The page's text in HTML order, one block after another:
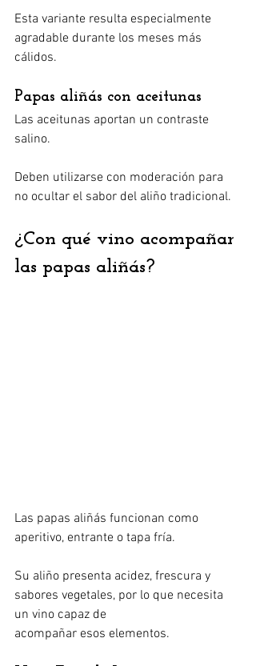
Esta variante resulta especialmente
agradable durante los meses más
cálidos.
Papas aliñás con aceitunas
Las aceitunas aportan un contraste
salino.
Deben utilizarse con moderación para
no ocultar el sabor del aliño tradicional.
¿Con qué vino acompañar
las papas aliñás?
Las papas aliñás funcionan como
aperitivo, entrante o tapa fría.
Su aliño presenta acidez, frescura y
sabores vegetales, por lo que necesita
un vino capaz de
acompañar esos elementos.